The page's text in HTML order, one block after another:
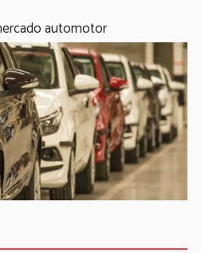
automotor